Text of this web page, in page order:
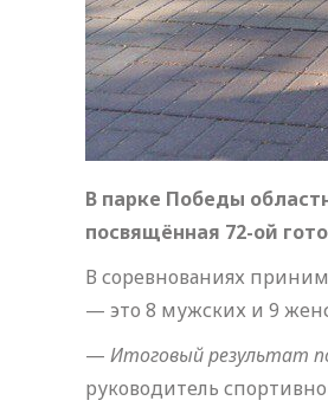
В парке Победы
посвящённая 72-ой
В соревнованиях
— это 8 мужских и 9
— Итоговый результат
руководитель